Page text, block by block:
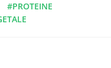
#PROTEINE